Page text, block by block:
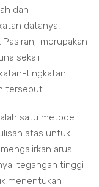
dan
datanya,
merupakan
sekali
tingkatan
tersebut.
satu metode
atas untuk
arus
tegangan tinggi
menentukan